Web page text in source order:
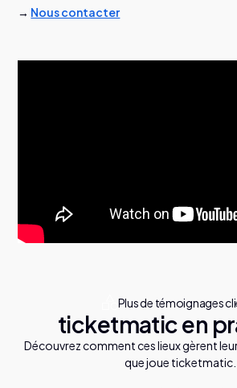
→ Nous contacter
Plus de témoignages
ticketmatic en
Découvrez comment ces lieux gèrent
que joue ticketmatic.